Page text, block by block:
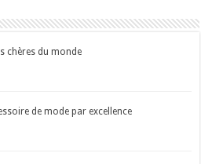
chères du monde
de mode par excellence